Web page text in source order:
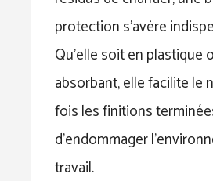
protection s’avère
Qu’elle soit en plastique
absorbant, elle facilite le
fois les finitions
d’endommager
travail.